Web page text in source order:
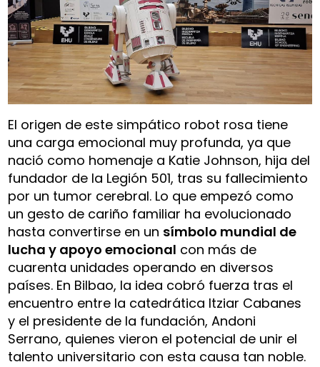
El origen de este simpático robot rosa tiene
una carga emocional muy profunda, ya que
nació como homenaje a Katie Johnson, hija del
fundador de la Legión 501, tras su fallecimiento
por un tumor cerebral. Lo que empezó como
un gesto de cariño familiar ha evolucionado
hasta convertirse en un símbolo mundial de
lucha y apoyo emocional con más de
cuarenta unidades operando en diversos
países. En Bilbao, la idea cobró fuerza tras el
encuentro entre la catedrática Itziar Cabanes
y el presidente de la fundación, Andoni
Serrano, quienes vieron el potencial de unir el
talento universitario con esta causa tan noble.